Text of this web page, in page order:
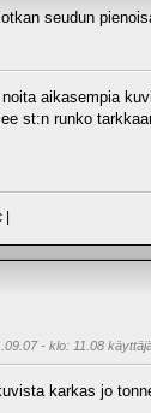
seudun
aikasempia
st:n runko
- klo: 11.08
karkas jo